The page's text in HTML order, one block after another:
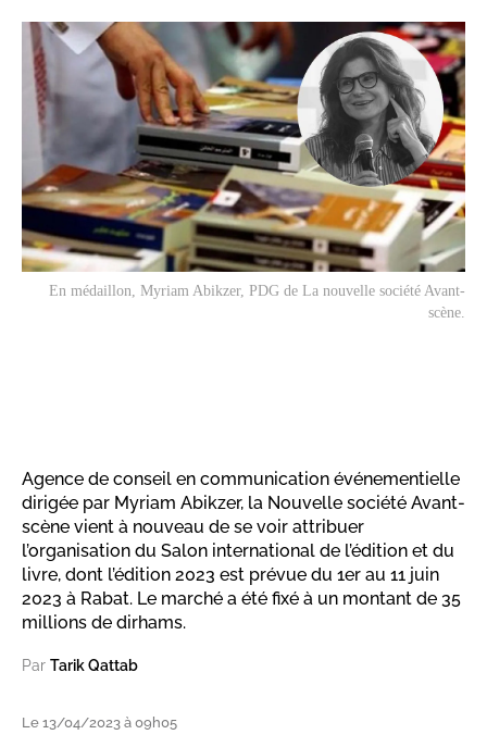
En médaillon, Myriam Abikzer, PDG de La nouvelle société Avant-
scène.
Agence de conseil en communication événementielle
dirigée par Myriam Abikzer, la Nouvelle société Avant-
scène vient à nouveau de se voir attribuer
l’organisation du Salon international de l’édition et du
livre, dont l’édition 2023 est prévue du 1er au 11 juin
2023 à Rabat. Le marché a été fixé à un montant de 35
millions de dirhams.
Par Tarik Qattab
Le 13/04/2023 à 09h05